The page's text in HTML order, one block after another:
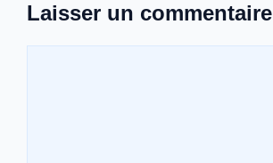
Laisser un commentaire